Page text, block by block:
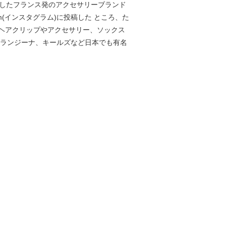
たフランス発のアクセサリーブランド
ンスタグラム)に投稿した ところ、た
アクリップやアクセサリー、ソックス
ンジーナ、キールズなど日本でも有名